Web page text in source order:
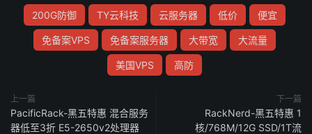
200G防御 TY云科技 云服务器 低价 便宜
免备案VPS 免备案服务器 大带宽 大流量
美国VPS 高防
上一篇
PacificRack-黑五特惠 混合服务
器低至3折 E5-2650v2处理器
下一篇
RackNerd-黑五特惠 1
核/768M/12G SSD/1T流